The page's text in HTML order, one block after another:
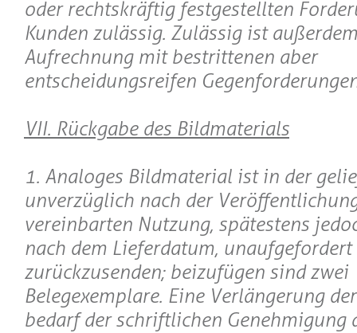
oder rechtskräftig festgestellten
Kunden zulässig. Zulässig ist
Aufrechnung mit bestrittenen aber
entscheidungsreifen
VII. Rückgabe des Bildmaterials
1. Analoges Bildmaterial ist in der
unverzüglich nach der
vereinbarten Nutzung, spätestens
nach dem Lieferdatum, unaufgefordert
zurückzusenden; beizufügen sind zwei
Belegexemplare. Eine Verlängerung
bedarf der schriftlichen Genehmigung